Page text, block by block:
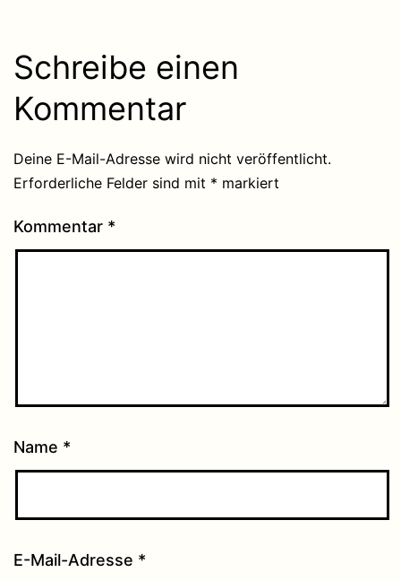
Schreibe einen
Kommentar
Deine E-Mail-Adresse wird nicht veröffentlicht.
Erforderliche Felder sind mit * markiert
Kommentar *
Name *
E-Mail-Adresse *